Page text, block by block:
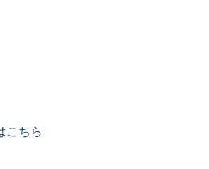
こちら